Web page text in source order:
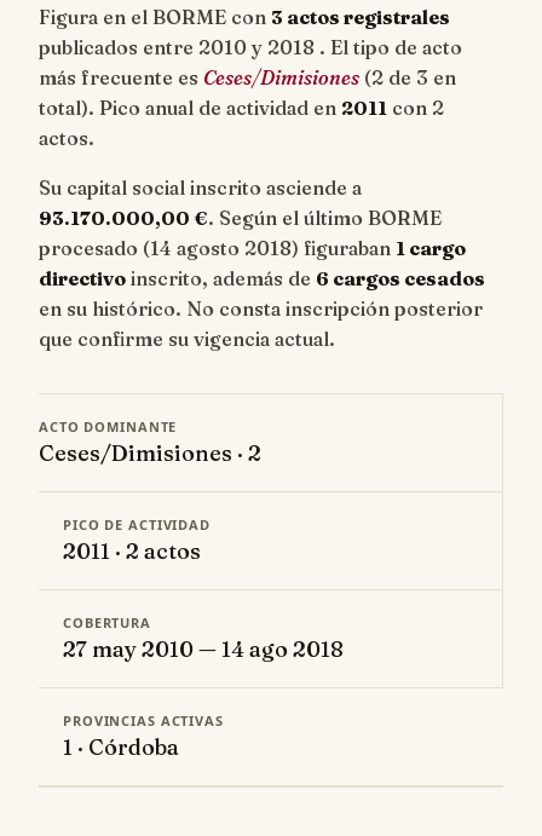
Figura en el BORME con 3 actos registrales
publicados entre 2010 y 2018 . El tipo de acto
más frecuente es Ceses/Dimisiones (2 de 3 en
total). Pico anual de actividad en 2011 con 2
actos.
Su capital social inscrito asciende a
93.170.000,00 €. Según el último BORME
procesado (14 agosto 2018) figuraban 1 cargo
directivo inscrito, además de 6 cargos cesados
en su histórico. No consta inscripción posterior
que confirme su vigencia actual.
ACTO DOMINANTE
Ceses/Dimisiones · 2
PICO DE ACTIVIDAD
2011 · 2 actos
COBERTURA
27 may 2010 — 14 ago 2018
PROVINCIAS ACTIVAS
1 · Córdoba